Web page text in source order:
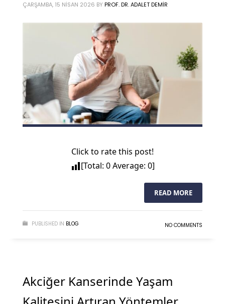
ÇARŞAMBA, 15 NISAN 2026 BY PROF. DR. ADALET DEMIR
Click to rate this post!
[Total: 0Average: 0]
READ MORE
PUBLISHED IN BLOG NO COMMENTS
Akciğer Kanserinde Yaşam